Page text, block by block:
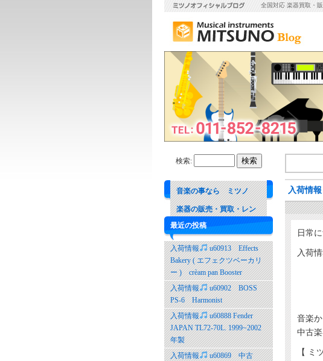
全国対応 楽器買取・
入荷情
日常
入荷
音楽
中古
【 ミ
検索:
音楽の事なら ミツノ
楽器の販売・買取・レン
タル 音楽教室
最近の投稿
入荷情報
u60913 Effects
Bakery ( エフェクツベーカリ
ー ) crèam pan Booster
入荷情報
u60902 BOSS
PS-6 Harmonist
入荷情報
u60888 Fender
JAPAN TL72-70L. 1999~2002
年製
入荷情報
u60869 中古